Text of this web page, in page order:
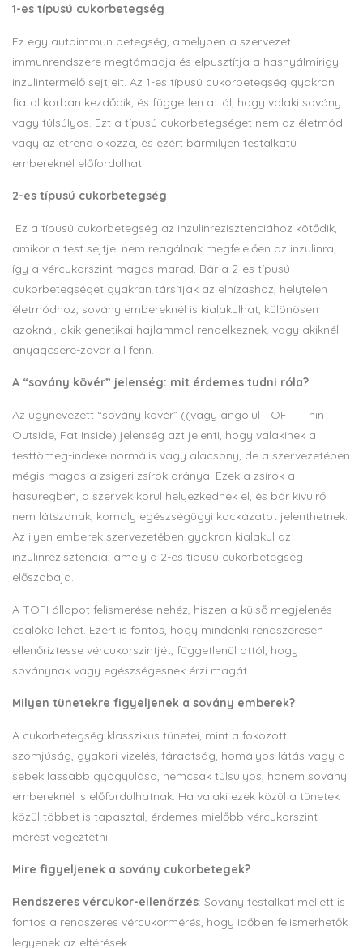
1-es típusú cukorbetegség
Ez egy autoimmun betegség, amelyben a szervezet
immunrendszere megtámadja és elpusztítja a hasnyálmirigy
inzulintermelő sejtjeit. Az 1-es típusú cukorbetegség gyakran
fiatal korban kezdődik, és független attól, hogy valaki sovány
vagy túlsúlyos. Ezt a típusú cukorbetegséget nem az életmód
vagy az étrend okozza, és ezért bármilyen testalkatú
embereknél előfordulhat.
2-es típusú cukorbetegség
Ez a típusú cukorbetegség az inzulinrezisztenciához kötődik,
amikor a test sejtjei nem reagálnak megfelelően az inzulinra,
így a vércukorszint magas marad. Bár a 2-es típusú
cukorbetegséget gyakran társítják az elhízáshoz, helytelen
életmódhoz, sovány embereknél is kialakulhat, különösen
azoknál, akik genetikai hajlammal rendelkeznek, vagy akiknél
anyagcsere-zavar áll fenn.
A “sovány kövér” jelenség: mit érdemes tudni róla?
Az úgynevezett “sovány kövér” ((vagy angolul TOFI – Thin
Outside, Fat Inside) jelenség azt jelenti, hogy valakinek a
testtömeg-indexe normális vagy alacsony, de a szervezetében
mégis magas a zsigeri zsírok aránya. Ezek a zsírok a
hasüregben, a szervek körül helyezkednek el, és bár kívülről
nem látszanak, komoly egészségügyi kockázatot jelenthetnek.
Az ilyen emberek szervezetében gyakran kialakul az
inzulinrezisztencia, amely a 2-es típusú cukorbetegség
előszobája.
A TOFI állapot felismerése nehéz, hiszen a külső megjelenés
csalóka lehet. Ezért is fontos, hogy mindenki rendszeresen
ellenőriztesse vércukorszintjét, függetlenül attól, hogy
soványnak vagy egészségesnek érzi magát.
Milyen tünetekre figyeljenek a sovány emberek?
A cukorbetegség klasszikus tünetei, mint a fokozott
szomjúság, gyakori vizelés, fáradtság, homályos látás vagy a
sebek lassabb gyógyulása, nemcsak túlsúlyos, hanem sovány
embereknél is előfordulhatnak. Ha valaki ezek közül a tünetek
közül többet is tapasztal, érdemes mielőbb vércukorszint-
mérést végeztetni.
Mire figyeljenek a sovány cukorbetegek?
Rendszeres vércukor-ellenőrzés: Sovány testalkat mellett is
fontos a rendszeres vércukormérés, hogy időben felismerhetők
legyenek az eltérések.